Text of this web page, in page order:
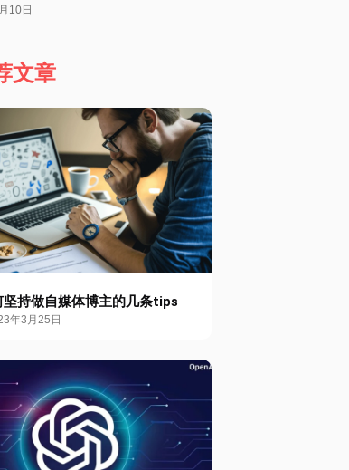
10日
文章
坚持做自媒体博主的几条tips
年3月25日